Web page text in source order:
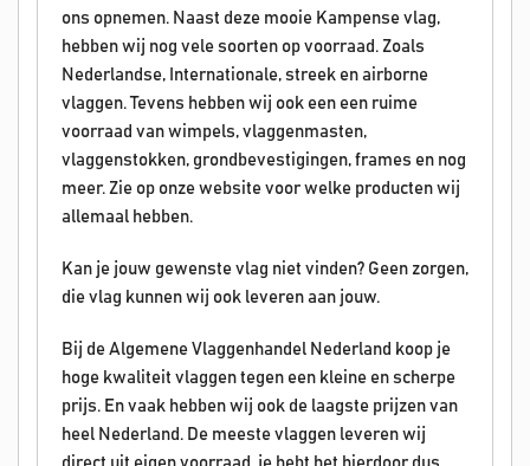
ons opnemen. Naast deze mooie Kampense vlag,
hebben wij nog vele soorten op voorraad. Zoals
Nederlandse, Internationale, streek en airborne
vlaggen. Tevens hebben wij ook een een ruime
voorraad van wimpels, vlaggenmasten,
vlaggenstokken, grondbevestigingen, frames en nog
meer. Zie op onze website voor welke producten wij
allemaal hebben.
Kan je jouw gewenste vlag niet vinden? Geen zorgen,
die vlag kunnen wij ook leveren aan jouw.
Bij de Algemene Vlaggenhandel Nederland koop je
hoge kwaliteit vlaggen tegen een kleine en scherpe
prijs. En vaak hebben wij ook de laagste prijzen van
heel Nederland. De meeste vlaggen leveren wij